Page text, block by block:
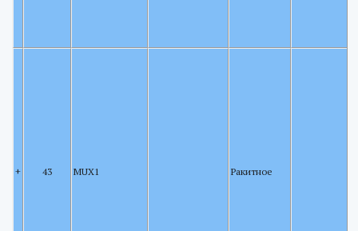
+ 43 MUX1 Ракитное